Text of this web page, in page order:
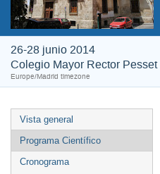
26-28 junio 2014
Colegio Mayor Rector Pesset
Europe/Madrid timezone
Vista general
Programa Científico
Cronograma